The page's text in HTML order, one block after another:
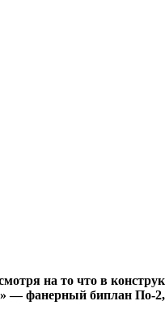
на то что в
— фанерный биплан По-